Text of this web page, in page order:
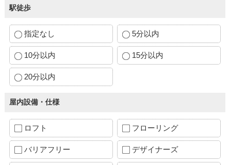
駅徒歩
指定なし 5分以内
10分以内 15分以内
20分以内
屋内設備・仕様
ロフト フローリング
バリアフリー デザイナーズ